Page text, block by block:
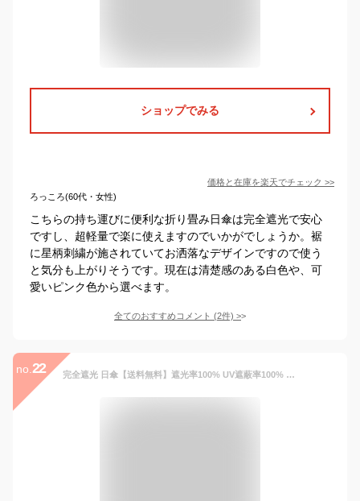
ショップでみる
価格と在庫を楽天でチェック >>
ろっころ(60代・女性)
こちらの持ち運びに便利な折り畳み日傘は完全遮光で安心
ですし、超軽量で楽に使えますのでいかがでしょうか。裾
に星柄刺繍が施されていてお洒落なデザインですので使う
と気分も上がりそうです。現在は清楚感のある白色や、可
愛いピンク色から選べます。
全てのおすすめコメント (2件) >
no. 22 完全遮光 日傘【送料無料】遮光率100% UV遮蔽率100% ジャンプ傘 長傘 ダマスクモチーフ レディース ブラックコーティング 雨傘 日傘 紫外線カット UVカット 晴雨兼用 遮熱 母の日 ギフト 7230【母の日 ギフト】